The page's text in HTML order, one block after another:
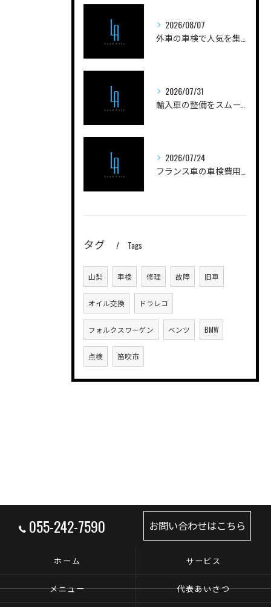
2026/08/07
2026/07/31
2026/07/24
タグ Tags
山梨 車検 修理 故障 旧車
オイル交換 ドラレコ
フォルクスワーゲン ベンツ BMW
点検 笛吹市
055-242-7590 お問い合わせはこちら
ホーム サービス
メニュー 代表あいさつ